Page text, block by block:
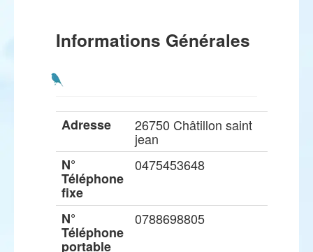
Informations Générales
Adresse 26750 Châtillon saint
jean
N°
Téléphone
fixe
0475453648
N°
Téléphone
portable
0788698805